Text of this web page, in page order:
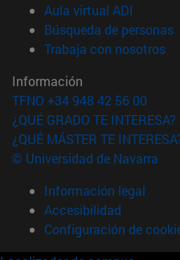
Aula virtual ADI
Búsqueda de personas
Trabaja con nosotros
Información
TFNO +34 948 42 56 00
¿QUÉ GRADO TE INTERESA?
¿QUÉ MÁSTER TE
© Universidad de Navarra
Información legal
Accesibilidad
Configuración de